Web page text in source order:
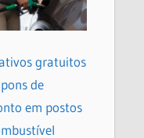
gratuitos
de
em postos